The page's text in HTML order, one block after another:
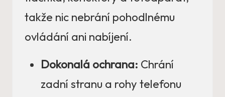
takže nic nebrání pohodlnému
ovládání ani nabíjení.
Dokonalá ochrana: Chrání
zadní stranu a rohy telefonu